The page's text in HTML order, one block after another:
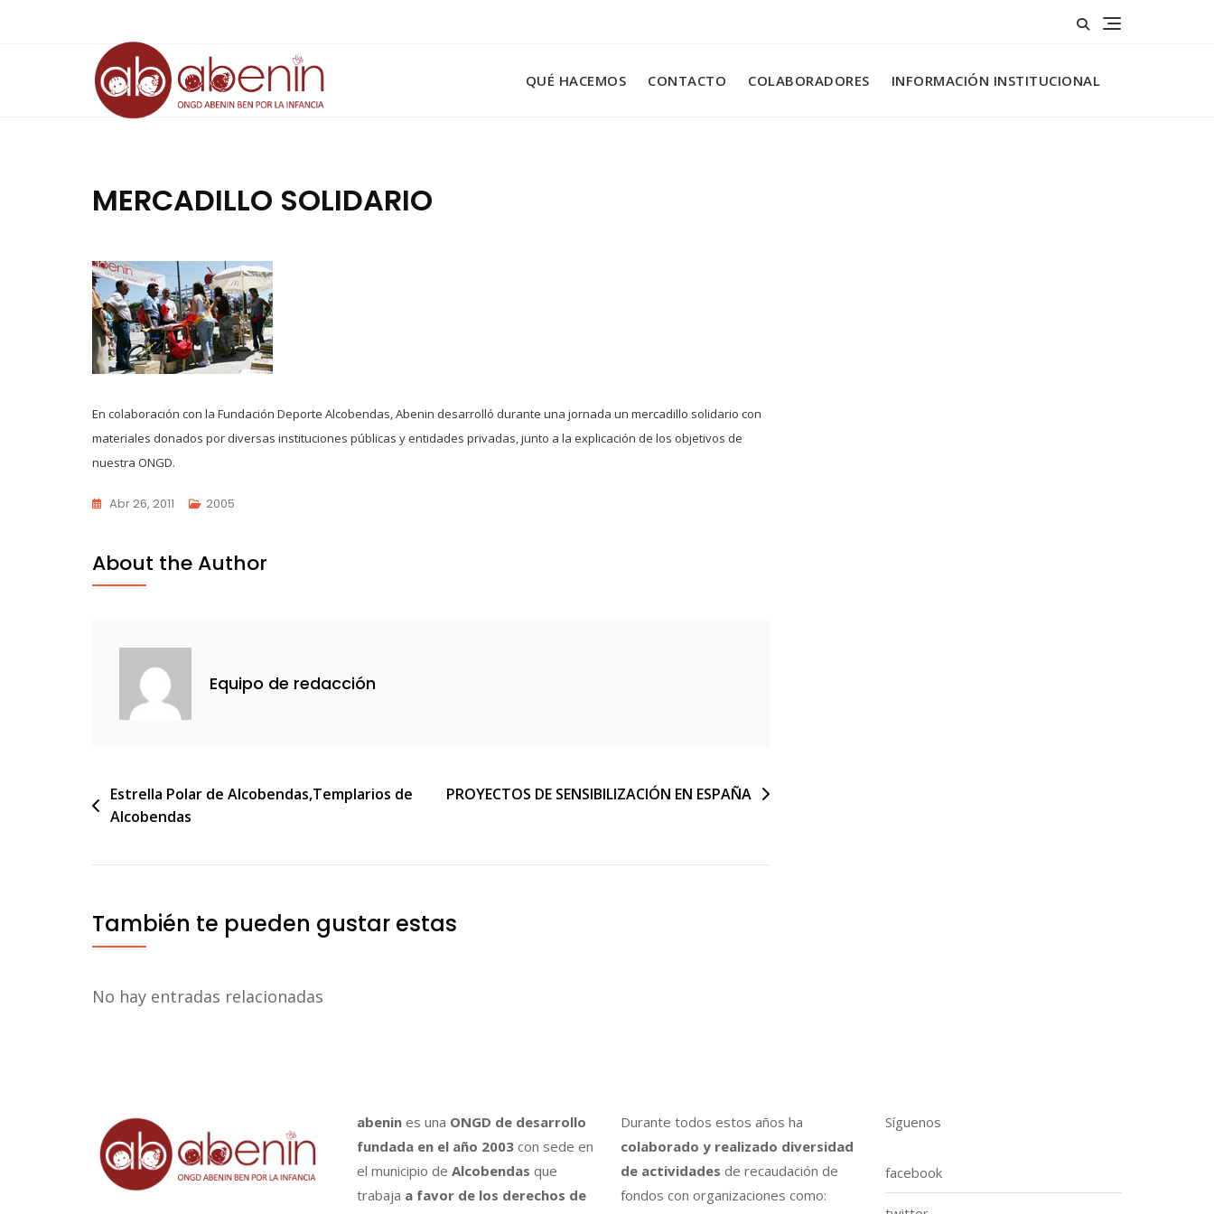
QUÉ HACEMOS
CONTACTO COLABORADORES INFORMACIÓN INSTITUCIONAL
MERCADILLO SOLIDARIO
En colaboración con la Fundación Deporte Alcobendas, Abenin desarrolló durante una jornada un mercadillo solidario con
materiales donados por diversas instituciones públicas y entidades privadas, junto a la explicación de los objetivos de
nuestra ONGD.
Abr 26, 2011 2005
About the Author
Equipo de redacción
Navegación
de
entradas
Estrella Polar de Alcobendas,Templarios de
Alcobendas
PROYECTOS DE SENSIBILIZACIÓN EN ESPAÑA
También te pueden gustar estas
No hay entradas relacionadas
abenines una ONGD de desarrollo
fundada en el año 2003con sede en
el municipio de Alcobendas que
trabaja a favor de los derechos de
Durante todos estos años ha
colaborado y realizado diversidad
de actividades de recaudación de
fondos con organizaciones como:
Síguenos
facebook